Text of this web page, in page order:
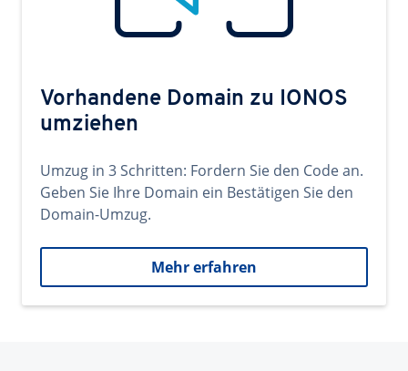
Vorhandene Domain zu IONOS
umziehen
Umzug in 3 Schritten: Fordern Sie den Code an.
Geben Sie Ihre Domain ein Bestätigen Sie den
Domain-Umzug.
Mehr erfahren